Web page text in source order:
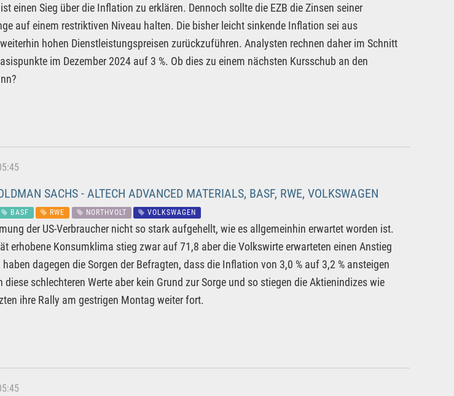
einen Sieg über die Inflation zu erklären. Dennoch sollte die EZB die Zinsen seiner
auf einem restriktiven Niveau halten. Die bisher leicht sinkende Inflation sei aus
hohen Dienstleistungspreisen zurückzuführen. Analysten rechnen daher im Schnitt
im Dezember 2024 auf 3 %. Ob dies zu einem nächsten Kursschub an den
SACHS - ALTECH ADVANCED MATERIALS, BASF, RWE, VOLKSWAGEN
BASF RWE NORTHVOLT VOLKSWAGEN
der US-Verbraucher nicht so stark aufgehellt, wie es allgemeinhin erwartet worden ist.
erhobene Konsumklima stieg zwar auf 71,8 aber die Volkswirte erwarteten einen Anstieg
dagegen die Sorgen der Befragten, dass die Inflation von 3,0 % auf 3,2 % ansteigen
schlechteren Werte aber kein Grund zur Sorge und so stiegen die Aktienindizes wie
ihre Rally am gestrigen Montag weiter fort.